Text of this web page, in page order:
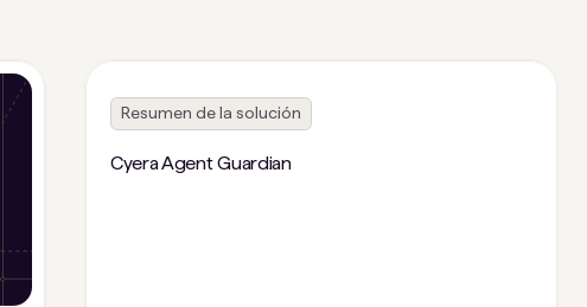
Resumen de la solución
Cyera Agent Guardian